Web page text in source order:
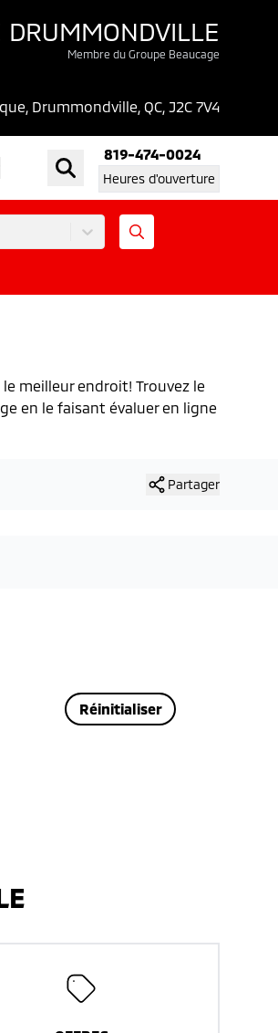
Membre du Groupe Beaucage
Drummondville, QC, J2C 7V4
819-474-0024
Heures d'ouverture
meilleur endroit! Trouvez le
en le faisant évaluer en ligne
Partager
Réinitialiser